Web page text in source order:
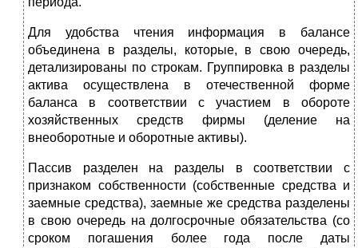
Для удобства чтения информация в балансе
объединена в разделы, которые, в свою очередь,
детализированы по строкам. Группировка в разделы
актива осуществлена в отечественной форме
баланса в соответствии с участием в обороте
хозяйственных средств фирмы (деление на
внеоборотные и оборотные активы).
Пассив разделен на разделы в соответствии с
признаком собственности (собственные средства и
заемные средства), заемные же средства разделены
в свою очередь на долгосрочные обязательства (со
сроком погашения более года после даты